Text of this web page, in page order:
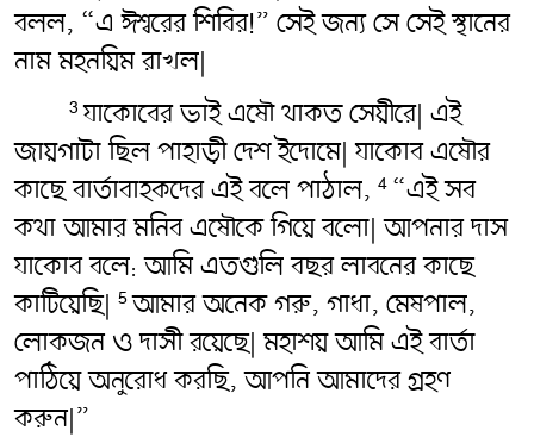
বলল, “এ ঈশ্বরের শিবির!” সেই জন্য সে সেই স্থানের
নাম মহনয়িম রাখল|
3যাকোবের ভাই এষৌ থাকত সেয়ীরে| এই
জায়গাটা ছিল পাহাড়ী দেশ ইদোমে| যাকোব এষৌর
কাছে বার্তাবাহকদের এই বলে পাঠাল, 4 “এই সব
কথা আমার মনিব এষৌকে গিয়ে বলো| আপনার দাস
যাকোব বলে: আমি এতগুলি বছর লাবনের কাছে
কাটিয়েছি| 5আমার অনেক গরু, গাধা, মেষপাল,
লোকজন ও দাসী রয়েছে| মহাশয় আমি এই বার্তা
পাঠিয়ে অনুরোধ করছি, আপনি আমাদের গ্রহণ
করুন|”